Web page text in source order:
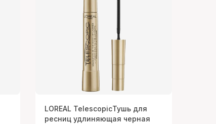
LOREAL TelescopicТушь для
ресниц удлиняющая черная